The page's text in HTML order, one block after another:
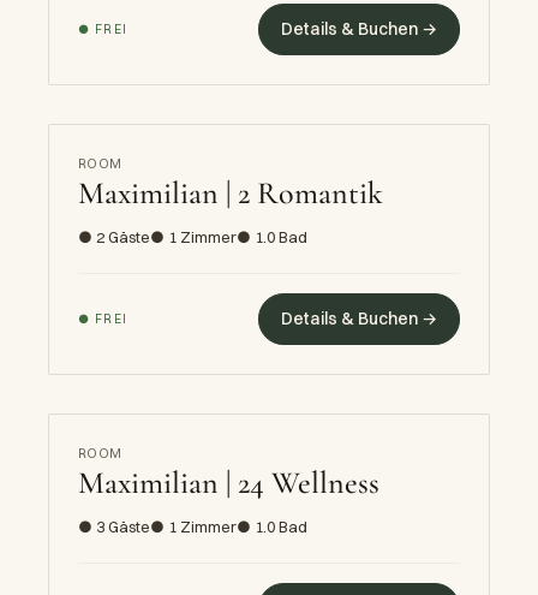
● FREI Details & Buchen →
ROOM
Maximilian | 2 Romantik
● 2 Gäste● 1 Zimmer● 1.0 Bad
● FREI Details & Buchen →
ROOM
Maximilian | 24 Wellness
● 3 Gäste● 1 Zimmer● 1.0 Bad